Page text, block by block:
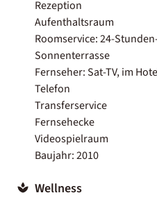
Rezeption
Aufenthaltsraum
Roomservice: 24-
Sonnenterrasse
Fernseher: Sat-TV, im
Telefon
Transferservice
Fernsehecke
Videospielraum
Baujahr: 2010
Wellness